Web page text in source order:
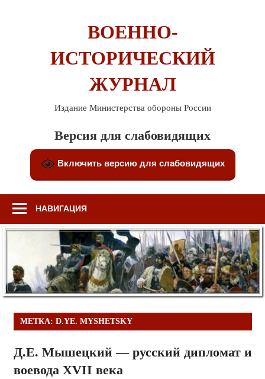
ВОЕННО-
ИСТОРИЧЕСКИЙ
ЖУРНАЛ
Издание Министерства обороны России
Версия для слабовидящих
Включить версию для слабовидящих
НАВИГАЦИЯ
МЕТКА: D.YE. MYSHETSKY
Д.Е. Мышецкий — русский дипломат и
воевода XVII века